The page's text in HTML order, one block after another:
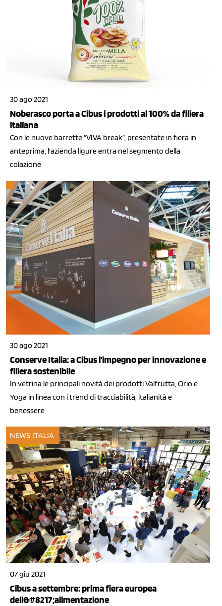
30 ago 2021
Noberasco porta a Cibus i prodotti al 100% da filiera
italiana
Con le nuove barrette “VIVA break”, presentate in fiera in
anteprima, l'azienda ligure entra nel segmento della
colazione
30 ago 2021
Conserve Italia: a Cibus l’impegno per innovazione e
filiera sostenibile
In vetrina le principali novità dei prodotti Valfrutta, Cirio e
Yoga in linea con i trend di tracciabilità, italianità e
benessere
NEWS ITALIA
07 giu 2021
Cibus a settembre: prima fiera europea
dell&#8217;alimentazione